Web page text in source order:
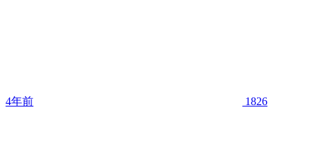
4年前 1826